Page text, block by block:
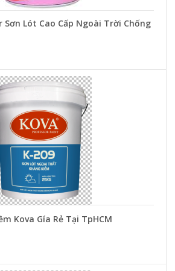
Sơn Lót Cao Cấp Ngoài Trời Chống
Kova Gía Rẻ Tại TpHCM